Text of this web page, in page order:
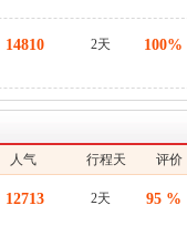
14810 2天 100%
人气
行程天
数
评价
12713 2天 95 %